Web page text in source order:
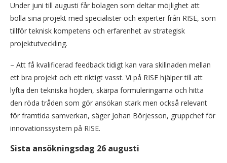
Under juni till augusti får bolagen som deltar möjlighet att
bolla sina projekt med specialister och experter från RISE, som
tillför teknisk kompetens och erfarenhet av strategisk
projektutveckling.
– Att få kvalificerad feedback tidigt kan vara skillnaden mellan
ett bra projekt och ett riktigt vasst. Vi på RISE hjälper till att
lyfta den tekniska höjden, skärpa formuleringarna och hitta
den röda tråden som gör ansökan stark men också relevant
för framtida samverkan, säger Johan Börjesson, gruppchef för
innovationssystem på RISE.
Sista ansökningsdag 26 augusti